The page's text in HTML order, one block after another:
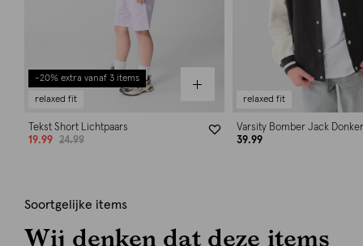
-20% extra vanaf 3 items
relaxed fit
Tekst Short Lichtpaars
19.99
24.99
relaxed fit
Varsity Bomber Jack
39.99
Soortgelijke items
Wij denken dat deze items